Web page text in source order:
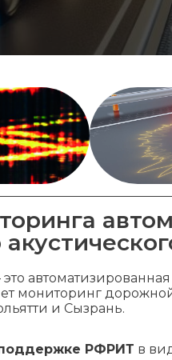
мониторинг
и Сызрань.
РФРИТ в